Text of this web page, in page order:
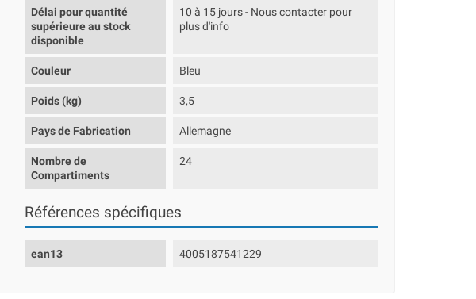
Délai pour quantité
supérieure au stock
disponible
10 à 15 jours - Nous contacter pour
plus d'info
Couleur Bleu
Poids (kg) 3,5
Pays de Fabrication Allemagne
Nombre de
Compartiments
24
Références spécifiques
ean13 4005187541229